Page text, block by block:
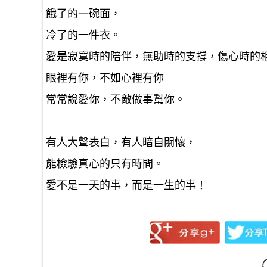
餓了的一碗面，
冷了的一件衣。
愛是寂寞時的陪伴，無助時的支撐，傷心時的
眼裡有你，不如心裡有你
常常說愛你，不敵做事幫你。
有人大聲表白，有人暗自關懷，
能檢驗真心的只有時間。
愛不是一天的事，而是一生的事！